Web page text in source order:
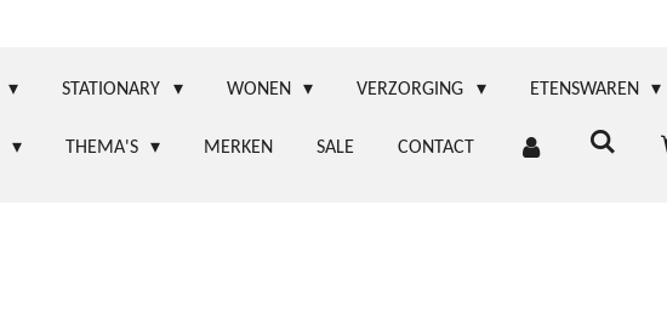
STATIONARY WONEN VERZORGING ETENSWAREN
THEMA'S MERKEN SALE CONTACT